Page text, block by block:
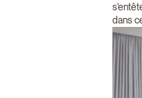
dans